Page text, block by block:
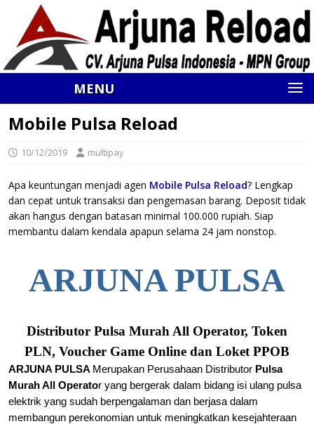
MENU
Mobile Pulsa Reload
10/12/2019 multipay
Apa keuntungan menjadi agen Mobile Pulsa Reload? Lengkap
dan cepat untuk transaksi dan pengemasan barang. Deposit tidak
akan hangus dengan batasan minimal 100.000 rupiah. Siap
membantu dalam kendala apapun selama 24 jam nonstop.
ARJUNA PULSA
Distributor Pulsa Murah All Operator, Token
PLN, Voucher Game Online dan Loket PPOB
ARJUNA PULSA Merupakan Perusahaan Distributor Pulsa
Murah All Operator yang bergerak dalam bidang isi ulang pulsa
elektrik yang sudah berpengalaman dan berjasa dalam
membangun perekonomian untuk meningkatkan kesejahteraan